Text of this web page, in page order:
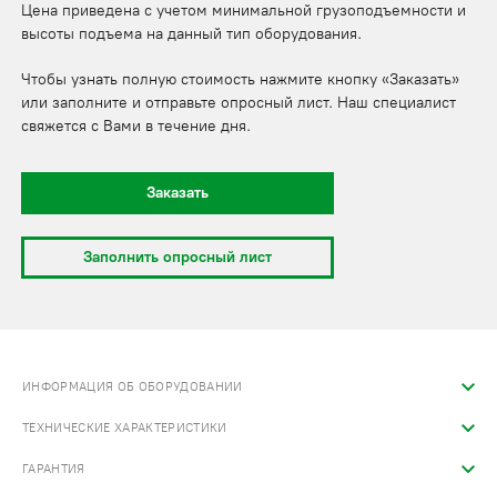
Цена приведена с учетом минимальной грузоподъемности и
высоты подъема на данный тип оборудования.
Чтобы узнать полную стоимость нажмите кнопку «Заказать»
или заполните и отправьте опросный лист. Наш специалист
свяжется с Вами в течение дня.
Заказать
Заполнить опросный лист
ИНФОРМАЦИЯ ОБ ОБОРУДОВАНИИ
ТЕХНИЧЕСКИЕ ХАРАКТЕРИСТИКИ
ГАРАНТИЯ